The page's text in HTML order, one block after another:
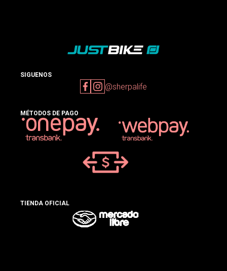
SIGUENOS
@sherpalife
MÉTODOS DE PAGO
TIENDA OFICIAL